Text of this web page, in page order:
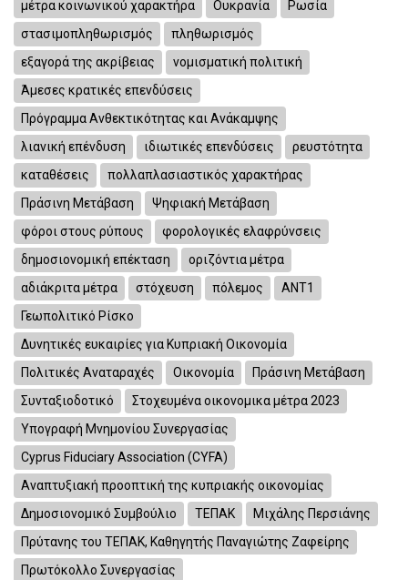
μέτρα κοινωνικού χαρακτήρα
Ουκρανία
Ρωσία
στασιμοπληθωρισμός
πληθωρισμός
εξαγορά της ακρίβειας
νομισματική πολιτική
Άμεσες κρατικές επενδύσεις
Πρόγραμμα Ανθεκτικότητας και Ανάκαμψης
λιανική επένδυση
ιδιωτικές επενδύσεις
ρευστότητα
καταθέσεις
πολλαπλασιαστικός χαρακτήρας
Πράσινη Μετάβαση
Ψηφιακή Μετάβαση
φόροι στους ρύπους
φορολογικές ελαφρύνσεις
δημοσιονομική επέκταση
οριζόντια μέτρα
αδιάκριτα μέτρα
στόχευση πόλεμος
ΑΝΤ1
Γεωπολιτικό Ρίσκο
Δυνητικές ευκαιρίες για Κυπριακή Οικονομία
Πολιτικές Αναταραχές
Οικονομία
Πράσινη Μετάβαση
Συνταξιοδοτικό
Στοχευμένα οικονομικα μέτρα 2023
Υπογραφή Μνημονίου Συνεργασίας
Cyprus Fiduciary Association (CYFA)
Αναπτυξιακή προοπτική της κυπριακής οικονομίας
Δημοσιονομικό Συμβούλιο
ΤΕΠΑΚ
Μιχάλης Περσιάνης
Πρύτανης του ΤΕΠΑΚ, Καθηγητής Παναγιώτης Ζαφείρης
Πρωτόκολλο Συνεργασίας